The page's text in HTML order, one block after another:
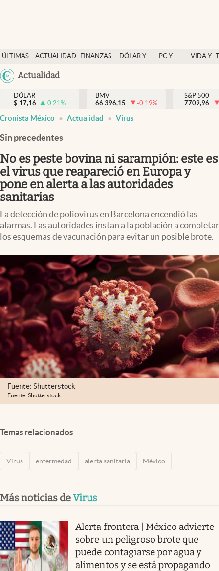
ÚLTIMAS
NOTICIAS
ACTUALIDAD
FINANZAS
DÓLAR Y
PC Y
VIDA Y
México
Actualidad
Actualidad
Finanzas y economía
Dólar y mercados
Pc y celular
Vida y estilo
Clima
Espiritualidad
abre en nueva pestaña
México
DÓLAR
$ 17,16 0.21%
BMV
66.396,15
-0.19%
S&P 500
7709,96
Cronista México Actualidad Virus
Sin precedentes
No es peste bovina ni sarampión: este es
el virus que reapareció en Europa y
pone en alerta a las autoridades
sanitarias
La detección de poliovirus en Barcelona encendió las
alarmas. Las autoridades instan a la población a completar
los esquemas de vacunación para evitar un posible brote.
Fuente: Shutterstock
Fuente: Shutterstock
Temas relacionados
Virus enfermedad alerta sanitaria México
Más noticias deVirus
Alerta frontera | México advierte
sobre un peligroso brote que
puede contagiarse por agua y
alimentos y se está propagando